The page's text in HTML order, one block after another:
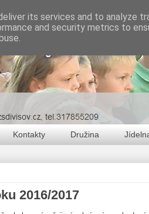
Kontakty Družina
2016/2017
its services and to analyze
and security metrics to